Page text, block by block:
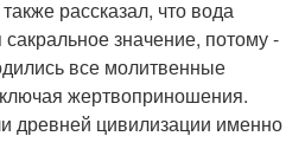
рассказал, что вода
значение, потому -
все молитвенные
жертвоприношения.
древней цивилизации именно